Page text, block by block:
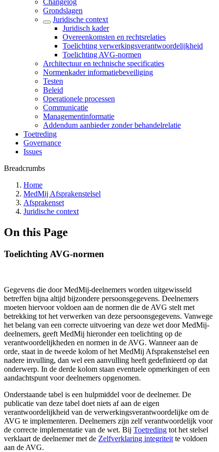
Changelog
Grondslagen
Juridische context
Juridisch kader
Overeenkomsten en rechtsrelaties
Toelichting verwerkingsverantwoordelijkheid
Toelichting AVG-normen
Architectuur en technische specificaties
Normenkader informatiebeveiliging
Testen
Beleid
Operationele processen
Communicatie
Managementinformatie
Addendum aanbieder zonder behandelrelatie
Toetreding
Governance
Issues
Breadcrumbs
Home
MedMij Afsprakenstelsel
Afsprakenset
Juridische context
On this Page
Toelichting AVG-normen
Gegevens die door MedMij-deelnemers worden uitgewisseld
betreffen bijna altijd bijzondere persoonsgegevens. Deelnemers
moeten hiervoor voldoen aan de normen die de AVG stelt met
betrekking tot het verwerken van deze persoonsgegevens. Vanwege
het belang van een correcte uitvoering van deze wet door MedMij-
deelnemers, geeft MedMij hieronder een toelichting op de
verantwoordelijkheden en normen in de AVG. Wanneer aan de
orde, staat in de tweede kolom of het MedMij Afsprakenstelsel een
nadere invulling, dan wel een aanvulling heeft gedefinieerd op dat
onderwerp. In de derde kolom staan eventuele opmerkingen of een
aandachtspunt voor deelnemers opgenomen.
Onderstaande tabel is een hulpmiddel voor de deelnemer. De
publicatie van deze tabel doet niets af aan de eigen
verantwoordelijkheid van de verwerkingsverantwoordelijke om de
AVG te implementeren. Deelnemers zijn zelf verantwoordelijk voor
de correcte implementatie van de wet. Bij Toetreding tot het stelsel
verklaart de deelnemer met de Zelfverklaring integriteit te voldoen
aan de AVG.